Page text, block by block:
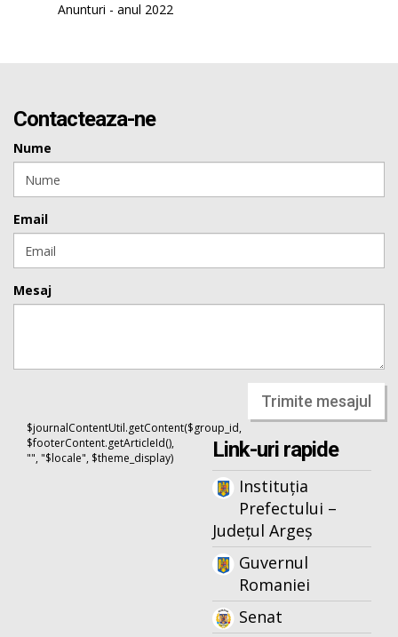
Anunturi - anul 2022
Contacteaza-ne
Nume
Email
Mesaj
Trimite mesajul
$journalContentUtil.getContent($group_id,
$footerContent.getArticleId(),
"", "$locale", $theme_display)
Link-uri rapide
Instituția
Prefectului –
Județul Argeș
Guvernul
Romaniei
Senat